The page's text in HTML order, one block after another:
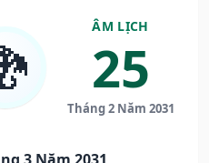
ÂM LỊCH
25
Tháng 2 Năm 2031